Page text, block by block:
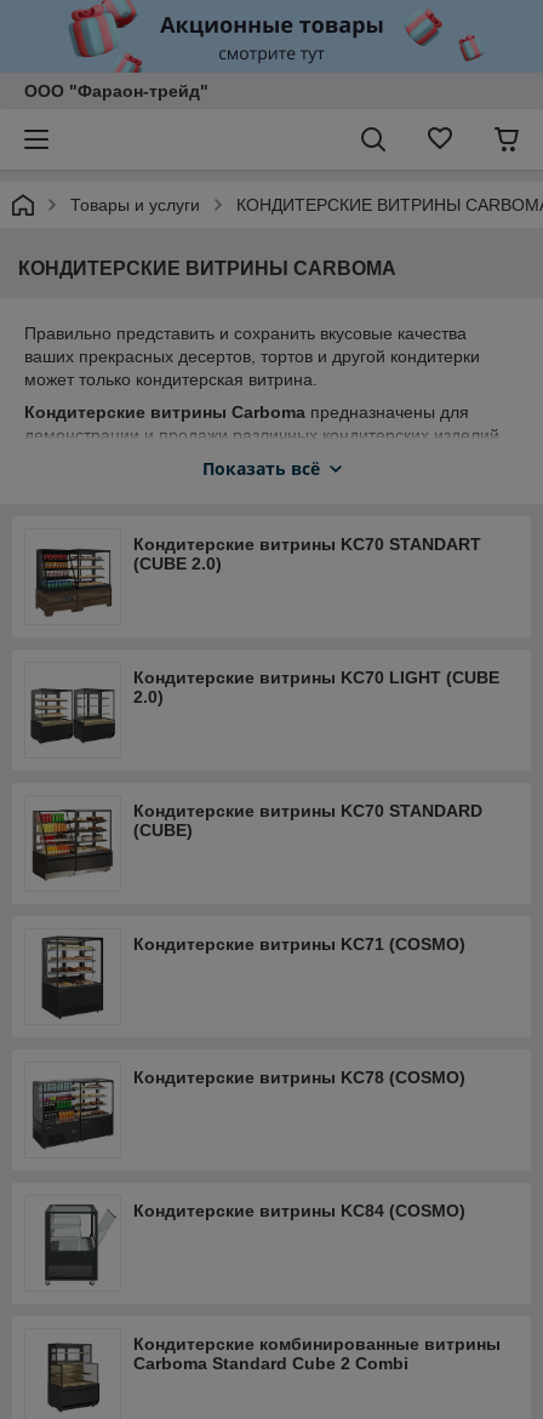
ООО "Фараон-трейд"
Товары и услуги КОНДИТЕРСКИЕ ВИТРИНЫ
КОНДИТЕРСКИЕ ВИТРИНЫ CARBOMA
Правильно представить и сохранить вкусовые качества
ваших прекрасных десертов, тортов и другой кондитерки
может только кондитерская витрина.
Кондитерские витрины Сarboma предназначены для
демонстрации и продажи различных кондитерских изделий,
данные витрины отличаются стильным и современным
дизайном. Температурный режим у кондитерских витрин
и со статическим охлаждением.
Обновлённый модельный ряд кондитерских витрин Carboma
подойдет для любых, даже самых компактных кафе,
Показать всё
Кондитерские витрины KC70 STANDART
(CUBE 2.0)
Кондитерские витрины KC70 LIGHT (CUBE
2.0)
Кондитерские витрины KC70 STANDARD
(CUBE)
Кондитерские витрины KC71 (COSMO)
Кондитерские витрины KC78 (COSMO)
Кондитерские витрины KC84 (COSMO)
Кондитерские комбинированные витрины
Carboma Standard Cube 2 Combi